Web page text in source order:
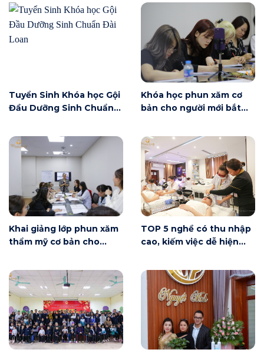
Tuyển Sinh Khóa học Gội
Đầu Dưỡng Sinh Chuẩn
Khóa học phun xăm cơ
bản cho người mới bắt
có gì?
Khai giảng lớp phun xăm
thẩm mỹ cơ bản cho
TOP 5 nghề có thu nhập
cao, kiếm việc dễ hiện